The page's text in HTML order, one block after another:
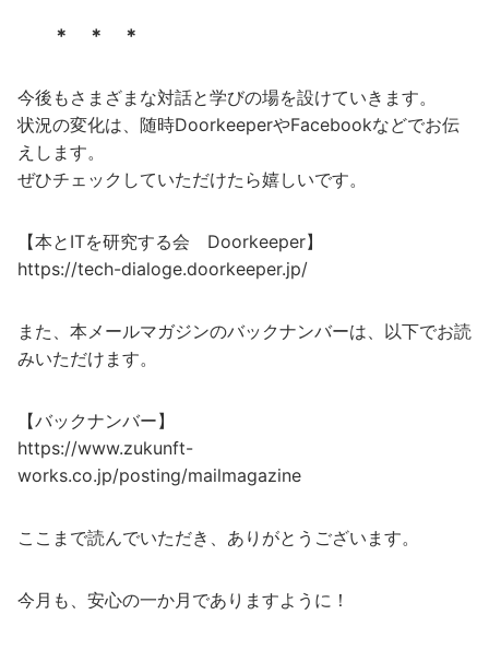
＊ ＊ ＊
今後もさまざまな対話と学びの場を設けていきます。
状況の変化は、随時DoorkeeperやFacebookなどでお伝
えします。
ぜひチェックしていただけたら嬉しいです。
【本とITを研究する会 Doorkeeper】
https://tech-dialoge.doorkeeper.jp/
また、本メールマガジンのバックナンバーは、以下でお読
みいただけます。
【バックナンバー】
https://www.zukunft-
works.co.jp/posting/mailmagazine
ここまで読んでいただき、ありがとうございます。
今月も、安心の一か月でありますように！